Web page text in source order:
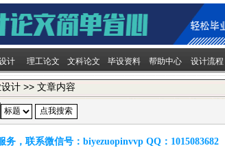
计 理工论文 文科论文 毕设资料 帮助中心 设计流程
计 >> 文章内容
，联系微信号： biyezuopinvvp QQ： 1015083682